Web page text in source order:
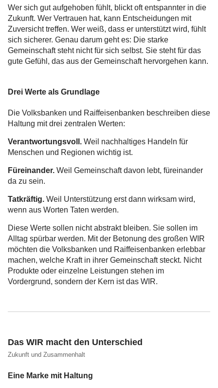
Wer sich gut aufgehoben fühlt, blickt oft entspannter in die
Zukunft. Wer Vertrauen hat, kann Entscheidungen mit
Zuversicht treffen. Wer weiß, dass er unterstützt wird, fühlt
sich sicherer. Genau darum geht es: Die starke
Gemeinschaft steht nicht für sich selbst. Sie steht für das
gute Gefühl, das aus der Gemeinschaft hervorgehen kann.
Drei Werte als Grundlage
Die Volksbanken und Raiffeisenbanken beschreiben diese
Haltung mit drei zentralen Werten:
Verantwortungsvoll. Weil nachhaltiges Handeln für
Menschen und Regionen wichtig ist.
Füreinander. Weil Gemeinschaft davon lebt, füreinander
da zu sein.
Tatkräftig. Weil Unterstützung erst dann wirksam wird,
wenn aus Worten Taten werden.
Diese Werte sollen nicht abstrakt bleiben. Sie sollen im
Alltag spürbar werden. Mit der Betonung des großen WIR
möchten die Volksbanken und Raiffeisenbanken erlebbar
machen, welche Kraft in ihrer Gemeinschaft steckt. Nicht
Produkte oder einzelne Leistungen stehen im
Vordergrund, sondern der Kern ist das WIR.
Das WIR macht den Unterschied
Zukunft und Zusammenhalt
Eine Marke mit Haltung